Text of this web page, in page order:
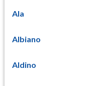
Ala
Albiano
Aldino